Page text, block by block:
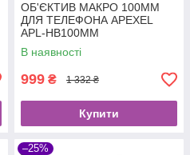
ОБ'ЄКТИВ МАКРО 100ММ
ДЛЯ ТЕЛЕФОНА APEXEL
APL-HB100MM
В наявності
999 ₴ 1 332 ₴
Купити
–25%